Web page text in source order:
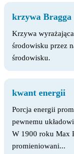
krzywa Bragga
Krzywa
środowisku przez
środowisku.
kwant energii
Porcja energii
pewnemu
W 1900 roku Max
promieniowani...